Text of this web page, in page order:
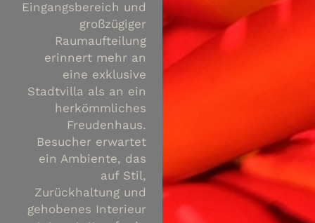
Eingangsbereich und
großzügiger
Raumaufteilung
erinnert mehr an
eine exklusive
Stadtvilla als an ein
herkömmliches
Freudenhaus.
Besucher erwartet
ein Ambiente, das
auf Stil,
Zurückhaltung und
gehobenes Interieur